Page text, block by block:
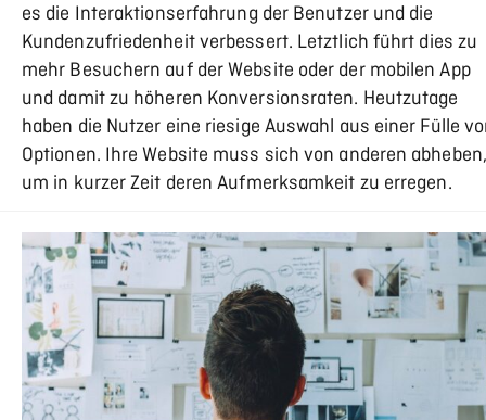
es die Interaktionserfahrung der Benutzer und die
Kundenzufriedenheit verbessert. Letztlich führt dies zu
mehr Besuchern auf der Website oder der mobilen App
und damit zu höheren Konversionsraten. Heutzutage
haben die Nutzer eine riesige Auswahl aus einer Fülle
Optionen. Ihre Website muss sich von anderen abheben,
um in kurzer Zeit deren Aufmerksamkeit zu erregen.